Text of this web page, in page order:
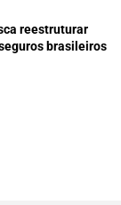
reestruturar
brasileiros